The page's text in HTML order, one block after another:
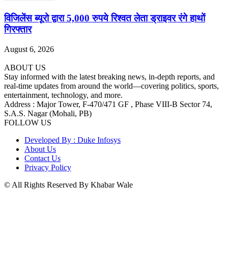
विजिलेंस ब्यूरो द्वारा 5,000 रुपये रिश्वत लेता ड्राइवर रंगे हाथों
गिरफ्तार
August 6, 2026
ABOUT US
Stay informed with the latest breaking news, in-depth reports, and
real-time updates from around the world—covering politics, sports,
entertainment, technology, and more.
Address : Major Tower, F-470/471 GF , Phase VIII-B Sector 74,
S.A.S. Nagar (Mohali, PB)
FOLLOW US
Developed By : Duke Infosys
About Us
Contact Us
Privacy Policy
© All Rights Reserved By Khabar Wale